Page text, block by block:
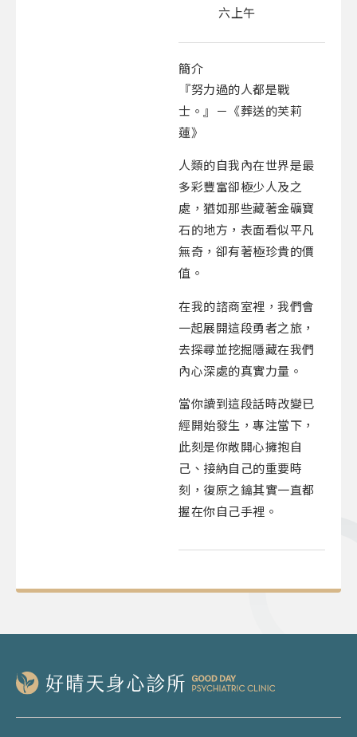
六上午
簡介
『努力過的人都是戰
士。』－《葬送的芙莉
蓮》
人類的自我內在世界是最
多彩豐富卻極少人及之
處，猶如那些藏著金礦寶
石的地方，表面看似平凡
無奇，卻有著極珍貴的價
值。
在我的諮商室裡，我們會
一起展開這段勇者之旅，
去探尋並挖掘隱藏在我們
內心深處的真實力量。
當你讀到這段話時改變已
經開始發生，專注當下，
此刻是你敞開心擁抱自
己、接納自己的重要時
刻，復原之鑰其實一直都
握在你自己手裡。